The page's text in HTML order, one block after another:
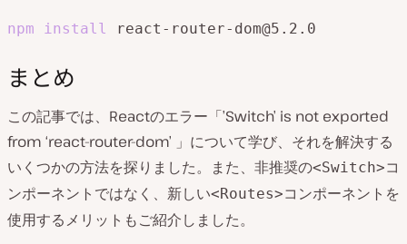
npm install react-router-dom@5.2.0
まとめ
この記事では、Reactのエラー「’Switch’ is not exported
from ‘react-router-dom’ 」について学び、それを解決する
いくつかの方法を探りました。また、非推奨の<Switch>コ
ンポーネントではなく、新しい<Routes>コンポーネントを
使用するメリットもご紹介しました。